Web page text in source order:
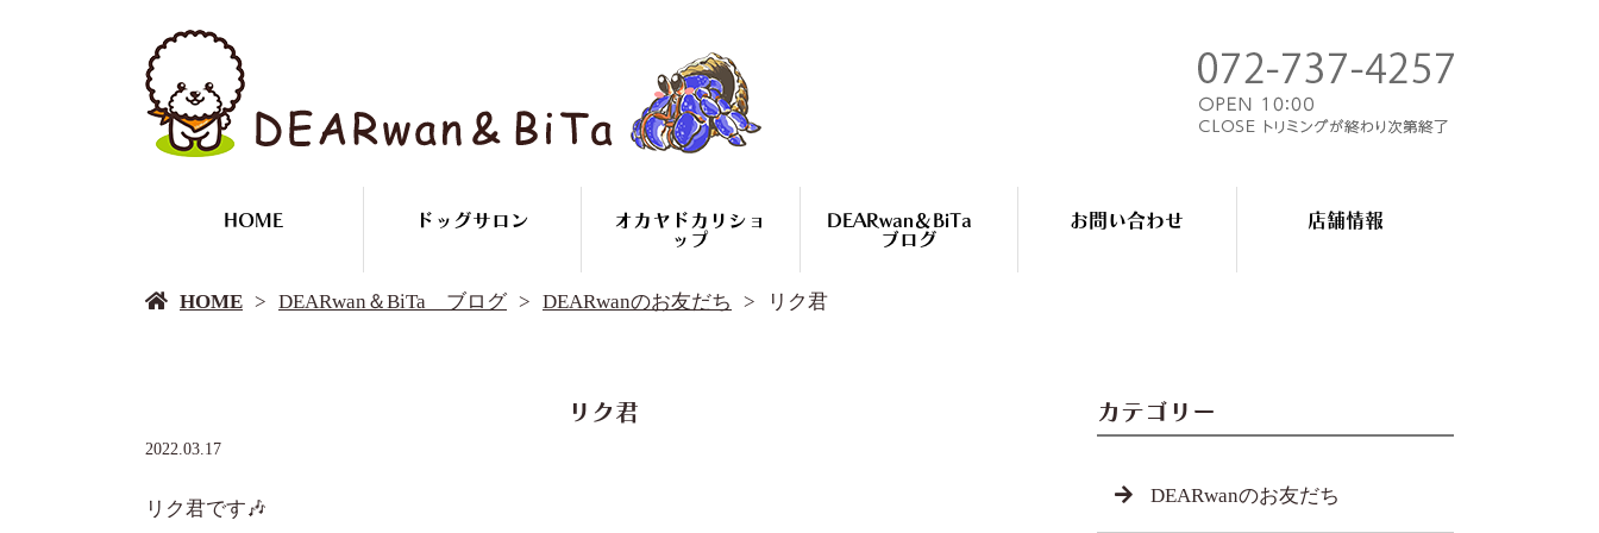
HOME ドッグサロン
オカヤドカリショ
ップ
DEARwan＆BiTa
ブログ
お問い合わせ 店舗情報
DEARwan＆BiTa ブログ
HOME DEARwan＆BiTa ブログ DEARwanのお友だち リク君
リク君
2022.03.17
リク君です🎶
カテゴリー
DEARwanのお友だち